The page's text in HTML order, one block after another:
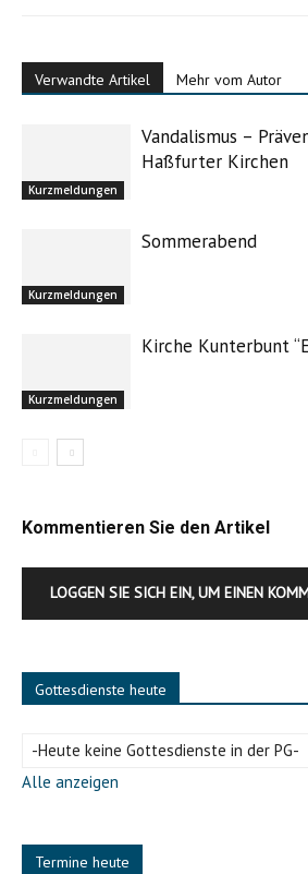
Verwandte Artikel Mehr vom Autor
Kurzmeldungen
Vandalismus –
Haßfurter Kirchen
Kurzmeldungen
Sommerabend
Kurzmeldungen
Kirche Kunterbunt
Kommentieren Sie den Artikel
LOGGEN SIE SICH EIN, UM EINEN
Gottesdienste heute
-Heute keine Gottesdienste in der PG-
Alle anzeigen
Termine heute